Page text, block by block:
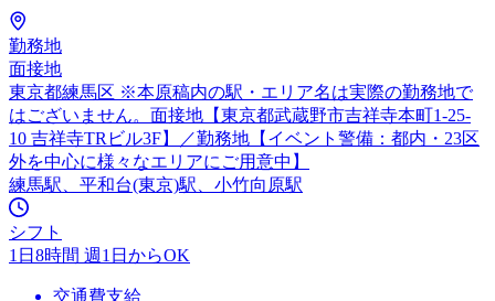
勤務地
面接地
東京都練馬区 ※本原稿内の駅・エリア名は実際の勤務地で
はございません。面接地【東京都武蔵野市吉祥寺本町1-25-
10 吉祥寺TRビル3F】／勤務地【イベント警備：都内・23区
外を中心に様々なエリアにご用意中】
練馬駅、平和台(東京)駅、小竹向原駅
シフト
1日8時間 週1日からOK
交通費支給